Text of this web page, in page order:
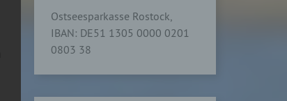
Ostseesparkasse Rostock,
IBAN: DE51 1305 0000 0201
0803 38